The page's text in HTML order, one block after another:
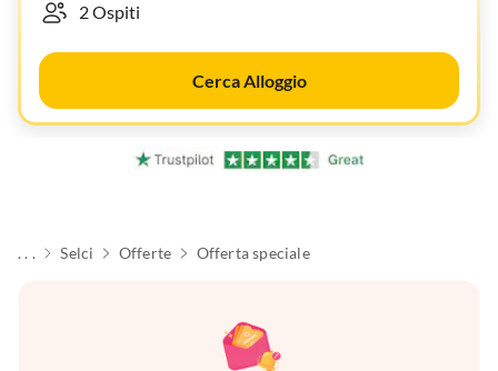
Cerca Alloggio
. . . Selci Offerte Offerta speciale